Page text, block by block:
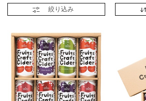
絞り込み